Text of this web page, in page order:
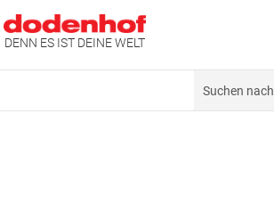
DENN ES IST DEINE WELT